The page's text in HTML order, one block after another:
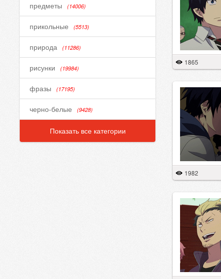
предметы (14006)
прикольные (5513)
природа (11286)
рисунки (19984)
фразы (17195)
черно-белые (9428)
Показать все категории
1865
1982